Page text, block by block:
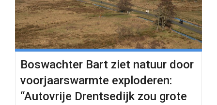
Boswachter Bart ziet natuur door
voorjaarswarmte exploderen:
“Autovrije Drentsedijk zou grote